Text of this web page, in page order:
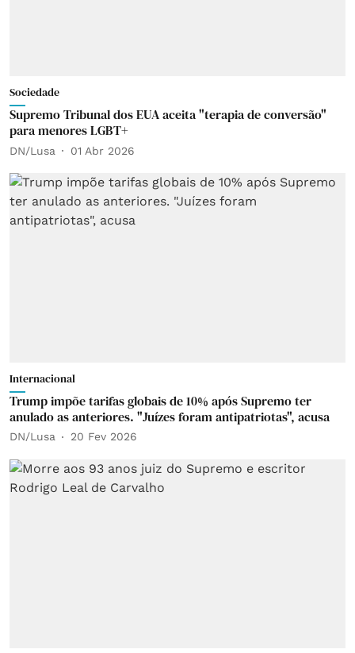
Sociedade
Supremo Tribunal dos EUA aceita "terapia de conversão"
para menores LGBT+
DN/Lusa 01 Abr 2026
Internacional
Trump impõe tarifas globais de 10% após Supremo ter
anulado as anteriores. "Juízes foram antipatriotas", acusa
DN/Lusa 20 Fev 2026